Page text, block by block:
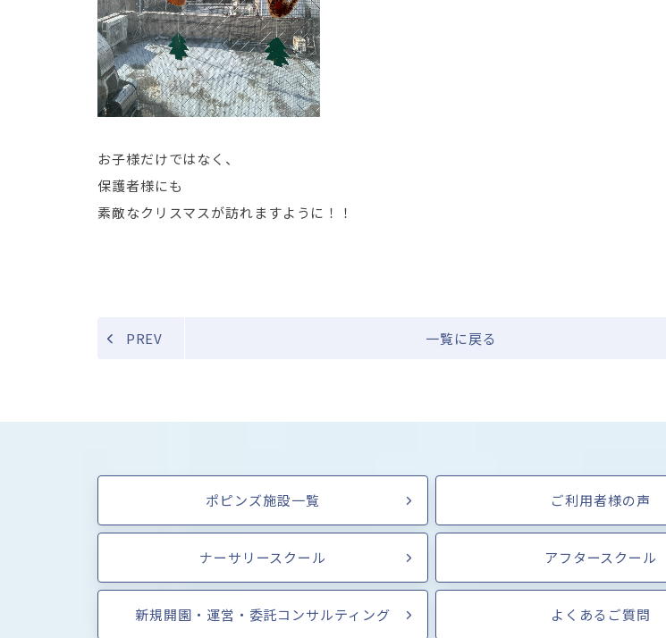
お子様だけではなく、
保護者様にも
素敵なクリスマスが訪れますように！！
PREV 一覧に戻る
ポピンズ施設一覧 ご利用者様の声
ナーサリースクール アフタースクール
新規開園・運営・委託コンサルティング よくあるご質問